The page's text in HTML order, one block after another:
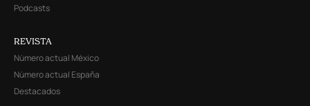
Podcasts
REVISTA
Número actual México
Número actual España
Destacados